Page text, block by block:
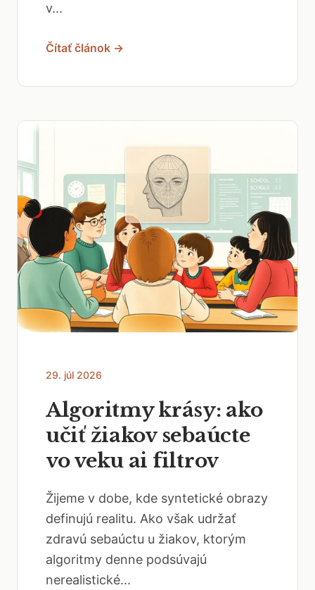
v...
Čítať článok →
29. júl 2026
Algoritmy krásy: ako
učiť žiakov sebaúcte
vo veku ai filtrov
Žijeme v dobe, kde syntetické obrazy
definujú realitu. Ako však udržať
zdravú sebaúctu u žiakov, ktorým
algoritmy denne podsúvajú
nerealistické...